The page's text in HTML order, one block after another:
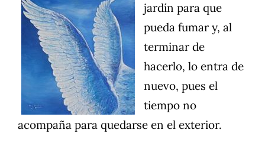
jardín para que
pueda fumar y, al
terminar de
hacerlo, lo entra de
nuevo, pues el
tiempo no
acompaña para quedarse en el exterior.